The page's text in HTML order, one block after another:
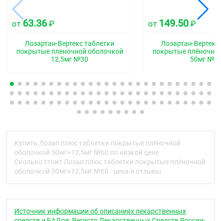
пополам риской на обеих сторонах.
Фармакотерапевтическая группа
Гипотензивное средство комбинированное
(ангиотензина II рецепторов антагонист +
Код АТХ
C09DA01
Фармакологические свойства
Фармакодинамика
Комбинированный препарат, оказывает
гипотензивное действие. Содержит лозартан калия
— блокатор (антагонист) рецепторов ангиотензина
II (подтип AT1) (БРА) и гидрохлоротиазид
Лозартан + гидрохлоротиазид
Лозартан и гидрохлоротиазид демонстрируют
от 63.36 ₽
Лозартан-Вертекс таблетки
покрытые пленочной оболочкой
12,5мг №30
от 149.50 ₽
Лозартан-Вертекс
покрытые
50мг
Купить Лозап плюс таблетки покрытые плёночной
оболочкой 50мг+12,5мг №60 по низкой цене
Сколько стоит Лозап плюс таблетки покрытые плёночной
оболочкой 50мг+12,5мг №60 - цена и отзывы
Источник информации об описаниях лекарственных